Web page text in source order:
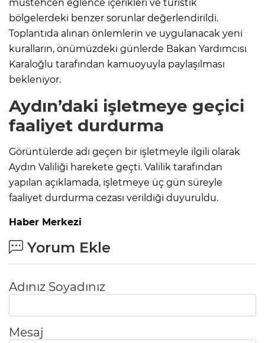
müstehcen eğlence içerikleri ve turistik
bölgelerdeki benzer sorunlar değerlendirildi.
Toplantıda alınan önlemlerin ve uygulanacak yeni
kuralların, önümüzdeki günlerde Bakan Yardımcısı
Karaloğlu tarafından kamuoyuyla paylaşılması
bekleniyor.
Aydın’daki işletmeye geçici
faaliyet durdurma
Görüntülerde adı geçen bir işletmeyle ilgili olarak
Aydın Valiliği harekete geçti. Valilik tarafından
yapılan açıklamada, işletmeye üç gün süreyle
faaliyet durdurma cezası verildiği duyuruldu.
Haber Merkezi
Yorum Ekle
Adınız Soyadınız
Mesaj